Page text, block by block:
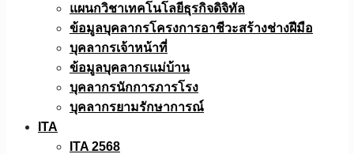
แผนกวิชาเทคโนโลยีธุรกิจดิจิทัล
ข้อมูลบุคลากรโครงการอาชีวะสร้างช่างฝีมือ
บุคลากรเจ้าหน้าที่
ข้อมูลบุคลากรแม่บ้าน
บุคลากรนักการภารโรง
บุคลากรยามรักษาการณ์
ITA
ITA 2568